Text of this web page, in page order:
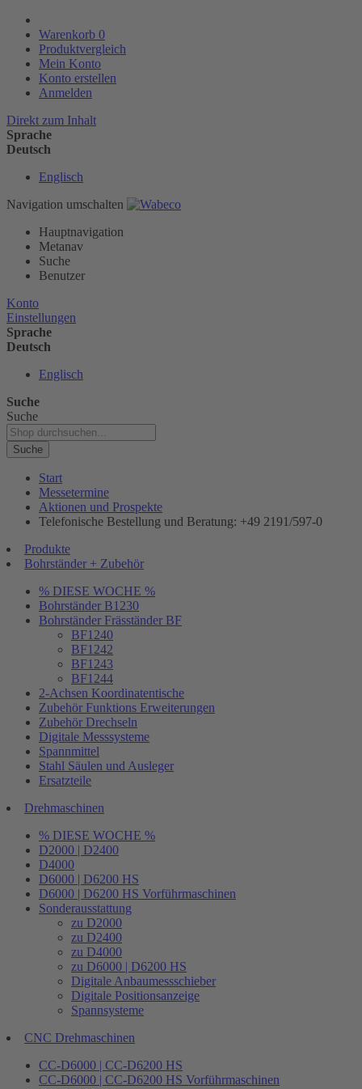
Warenkorb 0
Produktvergleich
Mein Konto
Konto erstellen
Anmelden
Direkt zum Inhalt
Sprache
Deutsch
Englisch
Navigation umschalten
Hauptnavigation
Metanav
Suche
Benutzer
Konto
Einstellungen
Sprache
Deutsch
Englisch
Suche
Suche
Suche
Start
Messetermine
Aktionen und Prospekte
Telefonische Bestellung und Beratung: +49 2191/597-0
Produkte
Bohrständer + Zubehör
% DIESE WOCHE %
Bohrständer B1230
Bohrständer Fräsständer BF
BF1240
BF1242
BF1243
BF1244
2-Achsen Koordinatentische
Zubehör Funktions Erweiterungen
Zubehör Drechseln
Digitale Messsysteme
Spannmittel
Stahl Säulen und Ausleger
Ersatzteile
Drehmaschinen
% DIESE WOCHE %
D2000 | D2400
D4000
D6000 | D6200 HS
D6000 | D6200 HS Vorführmaschinen
Sonderausstattung
zu D2000
zu D2400
zu D4000
zu D6000 | D6200 HS
Digitale Anbaumessschieber
Digitale Positionsanzeige
Spannsysteme
CNC Drehmaschinen
CC-D6000 | CC-D6200 HS
CC-D6000 | CC-D6200 HS Vorführmaschinen